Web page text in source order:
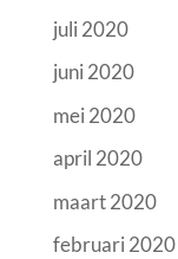
juli 2020
juni 2020
mei 2020
april 2020
maart 2020
februari 2020